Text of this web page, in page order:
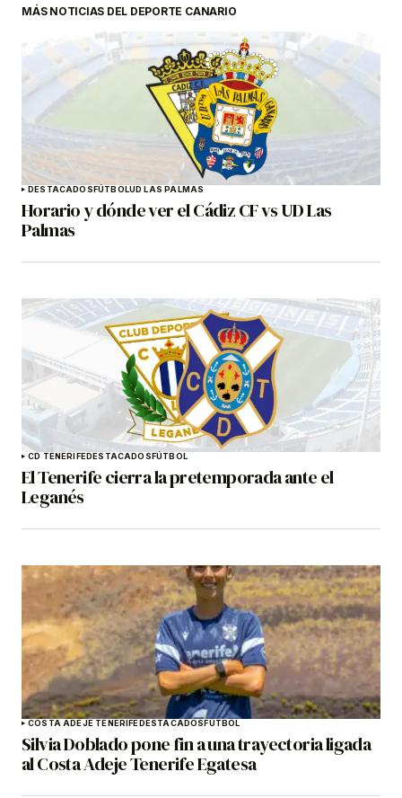
MÁS NOTICIAS DEL DEPORTE CANARIO
DESTACADOSFÚTBOLUD LAS PALMAS
Horario y dónde ver el Cádiz CF vs UD Las
Palmas
CD TENERIFEDESTACADOSFÚTBOL
El Tenerife cierra la pretemporada ante el
Leganés
COSTA ADEJE TENERIFEDESTACADOSFÚTBOL
Silvia Doblado pone fin a una trayectoria ligada
al Costa Adeje Tenerife Egatesa